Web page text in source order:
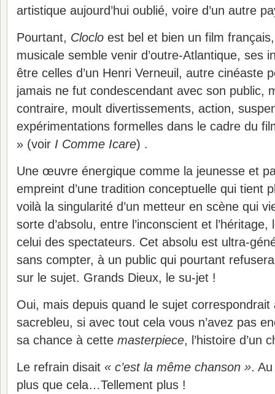
artistique aujourd’hui oublié, voire d’un autre
Pourtant, Cloclo est bel et bien un film
musicale semble venir d’outre-Atlantique, ses
être celles d’un Henri Verneuil, autre cinéaste
jamais ne fut condescendant avec son public,
contraire, moult divertissements, action,
expérimentations formelles dans le cadre du
» (voir I Comme Icare) .
Une œuvre énergique comme la jeunesse et
empreint d’une tradition conceptuelle qui tient
voilà la singularité d’un metteur en scène qui
sorte d’absolu, entre l’inconscient et
celui des spectateurs. Cet absolu est ultra-
sans compter, à un public qui pourtant
sur le sujet. Grands Dieux, le su-jet !
Oui, mais depuis quand le sujet correspondrait
sacrebleu, si avec tout cela vous n’avez pas
sa chance à cette masterpiece, l’histoire d’un
Le refrain disait « c’est la même chanson ».
plus que cela…Tellement plus !